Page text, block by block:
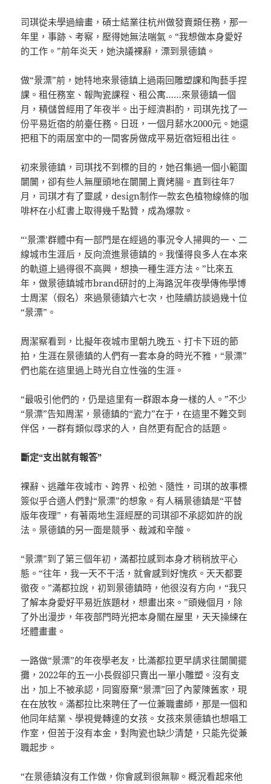
司琪從未學過繪畫，碩士結業往杭州做發賣類任務，那一
年里，事跡、考察，壓得她無法喘氣。“我想做本身愛好
的工作。”前年炎天，她決議裸辭，漂到景德鎮。
做“景漂”前，她特地來景德鎮上過兩回雕塑課和陶藝手捏
課。租任務室、報陶瓷課程、租公寓……來景德鎮一個
月，積儲曾經用了年夜半。出于經濟斟酌，司琪先找了一
份平易近宿的前臺任務。日班，一個月薪水2000元。她還
把租下的兩居室中的一間客房做成平易近宿短租出往。
初來景德鎮，司琪找不到標的目的，她召集過一個小範圍
闤闠，卻有些人無厘頭地在闤闠上賣烤腸。直到往年7
月，司琪才有了靈感，design制作一款玄色植物線條的咖
啡杯在小紅書上取得幾千點贊，成為爆款。
“‘景漂’群體中有一部門是在經過的事況令人掃興的一、二
線城市生涯后，反向流進景德鎮的。我懂得良多人在本來
的軌道上過得很不高興，想換一種生涯方法。”比來五
年，做景德鎮城市brand研討的上海路況年夜學傳佈學博
士周潔（假名）來過景德鎮六七次，也陸續訪談過幾十位
“景漂”。
周潔察看到，比擬年夜城市里朝九晚五、打卡下班的節
拍，生涯在景德鎮的人們有一套本身的時光不雅，“景漂”
們也能在這里過上時光自立性強的生涯。
“最吸引他們的，仍是這里有一群跟本身一樣的人。”不少
“景漂”告知周潔，景德鎮的“瓷力”在于，在這里不難交到
伴侶，一群有類似尋求的人，自然更有配合的話題。
斷定“支出就有報答”
裸辭、逃離年夜城市、跨界、松弛、隨性，司琪的故事標
簽似乎合適人們對“景漂”的想象。有人稱景德鎮是“平替
版年夜理”，有著兩地生涯經歷的司琪卻不承認如許的說
法。景德鎮的另一面是競爭、裁減和辛酸。
“景漂”到了第三個年初，滿都拉感到本身才稍稍放平心
態。“往年，我一天不干活，就會感到好愧疚。天天都要
徹夜。”滿都拉說，初到景德鎮時，他很沒有方向，“我只
了解本身愛好平易近族題材，想畫出來。”頭幾個月，除
了外出漫步，年夜部門時光把本身關在屋里，天天操練在
坯體畫畫。
一路做“景漂”的年夜學老友，比滿都拉更早請求往闤闠擺
攤，2022年的五一小長假卻只賣出一單小雕塑。沒有支
出，加上不被承認，同窗廢棄“景漂”回了內蒙陳舊家，現
在在放牧。滿都拉比來聘任了一位兼職畫師，那是一個和
他同年結業、學視覺轉達的女孩。女孩來景德鎮也想唱工
作室，但苦于沒有本金，對陶瓷也缺少清楚，只能先從兼
職起步。
“在景德鎮沒有工作做，你會感到很無聊。概況看起來他